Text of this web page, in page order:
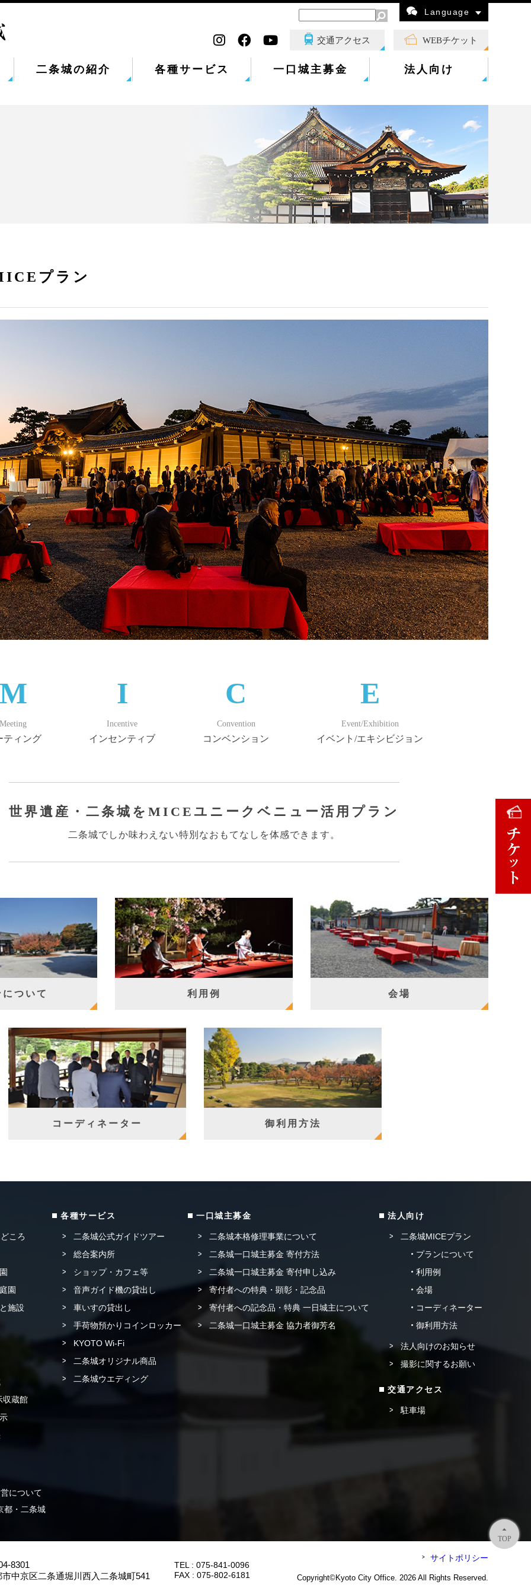
Language
二条城の紹介 各種サービス 一口城主募金 法人向け
交通アクセス WEBチケット
プラン
Meeting
ティング
I
Incentive
インセンティブ
C
Convention
コンベンション
E
Event/Exhibition
イベント/エキシビジョン
世界遺産・二条城を MICEユニークベニュー 活用プラン
二条城でしか味わえない特別なおもてなしを体感できます。
ついて 利用例 会場
コーディネーター 御利用方法
TOP
ころ
園
施設
収蔵館
について
都・二条城
各種サービス
二条城公式ガイドツアー
総合案内所
ショップ・カフェ等
音声ガイド機の貸出し
車いすの貸出し
手荷物預かりコインロッカー
KYOTO Wi-Fi
二条城オリジナル商品
二条城ウエディング
一口城主募金
二条城本格修理事業について
二条城一口城主募金 寄付方法
二条城一口城主募金 寄付申し込み
寄付者への特典・顕彰・記念品
寄付者への記念品・特典 一日城主について
二条城一口城主募金 協力者御芳名
法人向け
二条城MICEプラン
プランについて
利用例
会場
コーディネーター
御利用方法
法人向けのお知らせ
撮影に関するお願い
交通アクセス
駐車場
8301
市中京区二条通堀川西入二条城町541
TEL : 075-841-0096
FAX : 075-802-6181
サイトポリシー
Copyright©Kyoto City Office. 2026 All Rights Reserved.